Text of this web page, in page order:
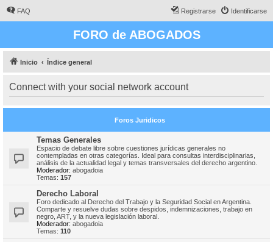
FAQ Identificarse
Registrarse
FORO de ABOGADOS
Inicio Índice general
Connect with your social network account
Foros Juridicos
Temas Generales
Espacio de debate libre sobre cuestiones jurídicas generales no
contempladas en otras categorías. Ideal para consultas interdisciplinarias,
análisis de la actualidad legal y temas transversales del derecho argentino.
Moderador: abogadoia
Temas: 157
Derecho Laboral
Foro dedicado al Derecho del Trabajo y la Seguridad Social en Argentina.
Comparte y resuelve dudas sobre despidos, indemnizaciones, trabajo en
negro, ART, y la nueva legislación laboral.
Moderador: abogadoia
Temas: 110